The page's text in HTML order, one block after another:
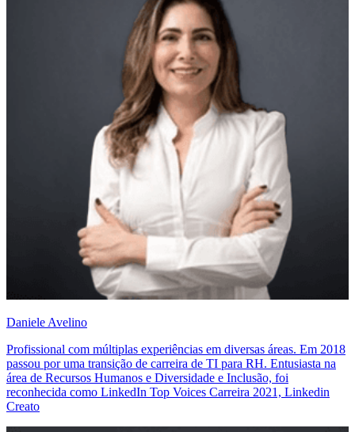
Daniele Avelino
Profissional com múltiplas experiências em diversas áreas. Em 2018
passou por uma transição de carreira de TI para RH. Entusiasta na
área de Recursos Humanos e Diversidade e Inclusão, foi
reconhecida como LinkedIn Top Voices Carreira 2021, Linkedin
Creato